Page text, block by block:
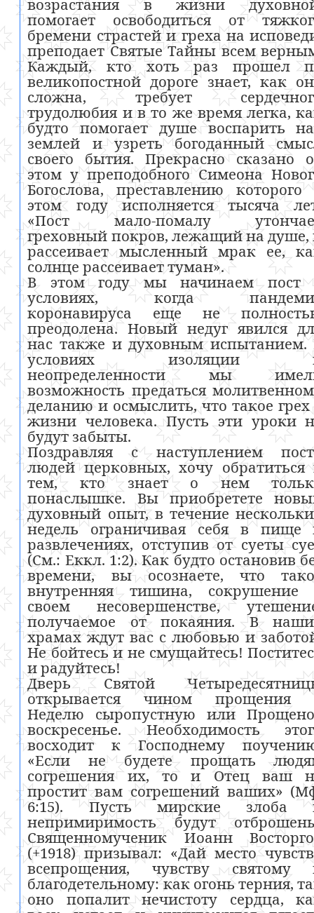
возрастания в жизни
помогает освободиться от
бремени страстей и греха на
преподает Святые Тайны всем
Каждый, кто хоть раз прошел
великопостной дороге знает, как
сложна, требует
трудолюбия и в то же время легка,
будто помогает душе воспарить
землей и узреть богоданный
своего бытия. Прекрасно сказано
этом у преподобного Симеона
Богослова, преставлению которого
этом году исполняется тысяча
«Пост мало-помалу
греховный покров, лежащий на душе,
рассеивает мысленный мрак ее,
солнце рассеивает туман».
В этом году мы начинаем пост
условиях, когда
коронавируса еще не
преодолена. Новый недуг явился
нас также и духовным испытанием.
условиях изоляции
неопределенности мы
возможность предаться
деланию и осмыслить, что такое грех
жизни человека. Пусть эти уроки
будут забыты.
Поздравляя с наступлением
людей церковных, хочу обратиться
тем, кто знает о нем
понаслышке. Вы приобретете
духовный опыт, в течение
недель ограничивая себя в пище
развлечениях, отступив от суеты
(См.: Еккл. 1:2). Как будто остановив
времени, вы осознаете, что
внутренняя тишина, сокрушение
своем несовершенстве,
получаемое от покаяния. В
храмах ждут вас с любовью и
Не бойтесь и не смущайтесь!
и радуйтесь!
Дверь Святой
открывается чином прощения
Неделю сыропустную или
воскресенье. Необходимость
восходит к Господнему
«Если не будете прощать
согрешения их, то и Отец ваш
простит вам согрешений ваших»
6:15). Пусть мирские злоба
непримиримость будут
Священномученик Иоанн
(+1918) призывал: «Дай место
всепрощения, чувству святому
благодетельному: как огонь терния,
оно попалит нечистоту сердца,